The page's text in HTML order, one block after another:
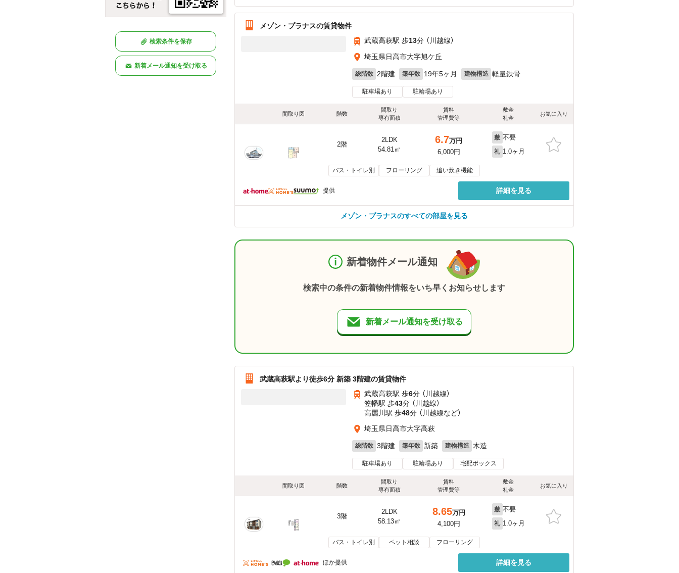
検索条件を保存
新着メール通知を受け取る
メゾン・プラナスの賃貸物件
武蔵高萩駅 歩13分 （川越線）
埼玉県日高市大字旭ケ丘
総階数 2階建 築年数 19年5ヶ月 建物構造 軽量鉄骨
駐車場あり 駐輪場あり
間取り図 階数
間取り
専有面積
賃料
管理費等
敷金
礼金
お気に入り
2階
2LDK
54.81㎡
6.7万円
6,000円
敷 不要
礼 1.0ヶ月
バス・トイレ別 フローリング 追い炊き機能
提供 詳細を見る
メゾン・プラナスのすべての部屋を見る
新着物件メール通知
検索中の条件の新着物件情報をいち早くお知らせします
新着メール通知を受け取る
武蔵高萩駅より徒歩6分 新築 3階建の賃貸物件
武蔵高萩駅 歩6分 （川越線）
笠幡駅 歩43分 （川越線）
高麗川駅 歩48分 （川越線など）
埼玉県日高市大字高萩
総階数 3階建 築年数 新築 建物構造 木造
駐車場あり 駐輪場あり 宅配ボックス
間取り図 階数
間取り
専有面積
賃料
管理費等
敷金
礼金
お気に入り
3階
2LDK
58.13㎡
8.65万円
4,100円
敷 不要
礼 1.0ヶ月
バス・トイレ別 ペット相談 フローリング
ほか提供 詳細を見る